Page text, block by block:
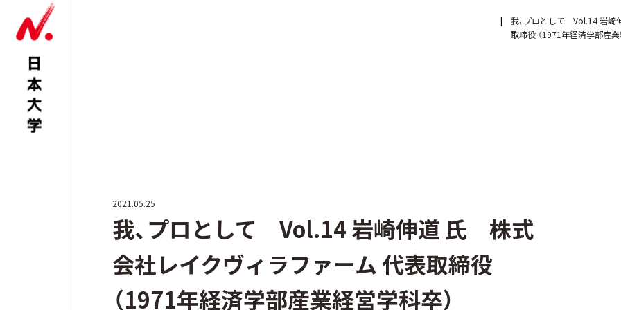
我、プロとして Vol.14 岩
取締役 （1971年経済学部産業
2021.05.25
我、プロとして Vol.14 岩崎伸道 氏 株式
会社レイクヴィラファーム 代表取締役
（1971年経済学部産業経営学科卒）